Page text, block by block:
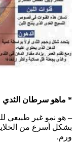
* ماهو سرطان الثدي
– هو نمو غير طبيعي
بشكل أسرع من
ورم.